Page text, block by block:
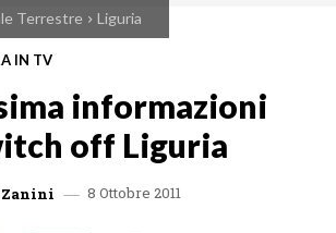
Terrestre Liguria
IN TV
informazioni
off Liguria
Zanini 8 Ottobre 2011